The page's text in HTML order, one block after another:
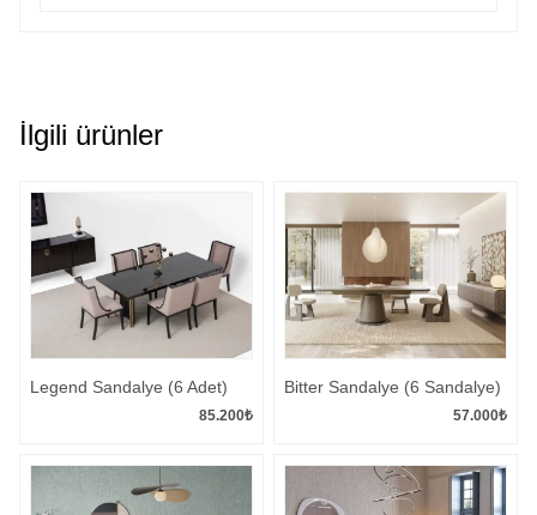
İlgili ürünler
Legend Sandalye (6 Adet)
85.200₺
Bitter Sandalye (6 Sandalye)
57.000₺